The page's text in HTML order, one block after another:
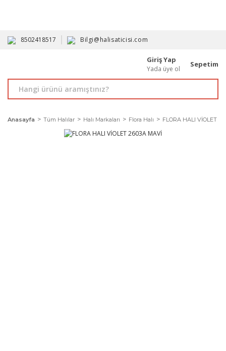
8502418517 Bilgi@halisaticisi.com
Giriş Yap
Yada üye ol
Sepetim
Anasayfa Tüm Halılar Halı Markaları Flora Halı FLORA HALI VİOLET